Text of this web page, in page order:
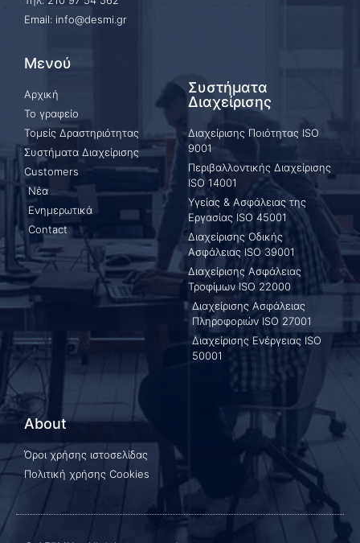
Email: info@desmi.gr
Μενού
Αρχική
Το γραφείο
Τομείς Δραστηριότητας
Συστήματα Διαχείρισης
Customers
Νέα
Ενημερωτικά
Contact
Συστήματα
Διαχείρισης
Διαχείρισης Ποιότητας ISO
9001
Περιβαλλοντικής Διαχείρισης
ISO 14001
Υγείας & Ασφάλειας της
Εργασίας ISO 45001
Διαχείρισης Οδικής
Ασφάλειας ISO 39001
Διαχείρισης Ασφάλειας
Τροφίμων ISO 22000
Διαχείρισης Ασφάλειας
Πληροφοριών ISO 27001
Διαχείρισης Ενέργειας ISO
50001
About
Όροι χρήσης ιστοσελίδας
Πολιτική χρήσης Cookies